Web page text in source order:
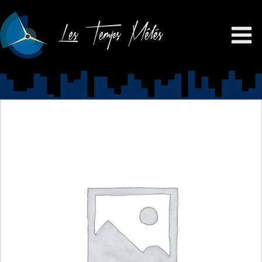
Les Temps Mêlés